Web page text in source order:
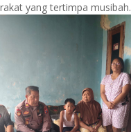
yang tertimpa musibah.